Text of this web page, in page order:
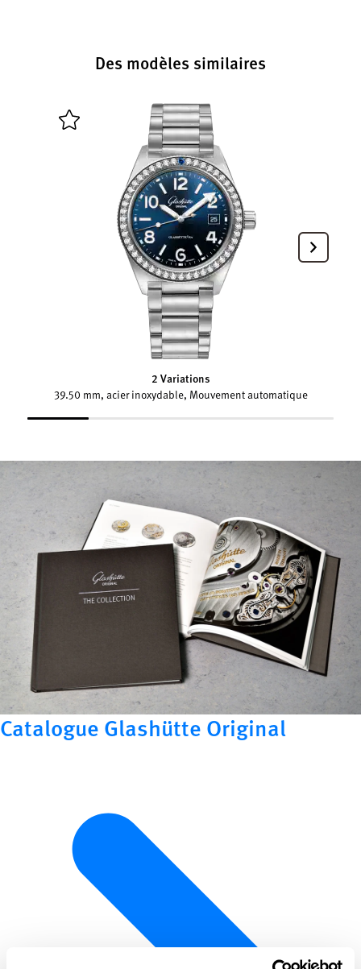
Des modèles similaires
2 Variations
39.50 mm, acier inoxydable, Mouvement automatique
Catalogue Glashütte Original